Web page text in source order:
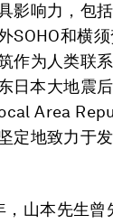
影响力，包
SOHO和横
作为人类联
日本大地震
Area
定地致力于
山本先生曾